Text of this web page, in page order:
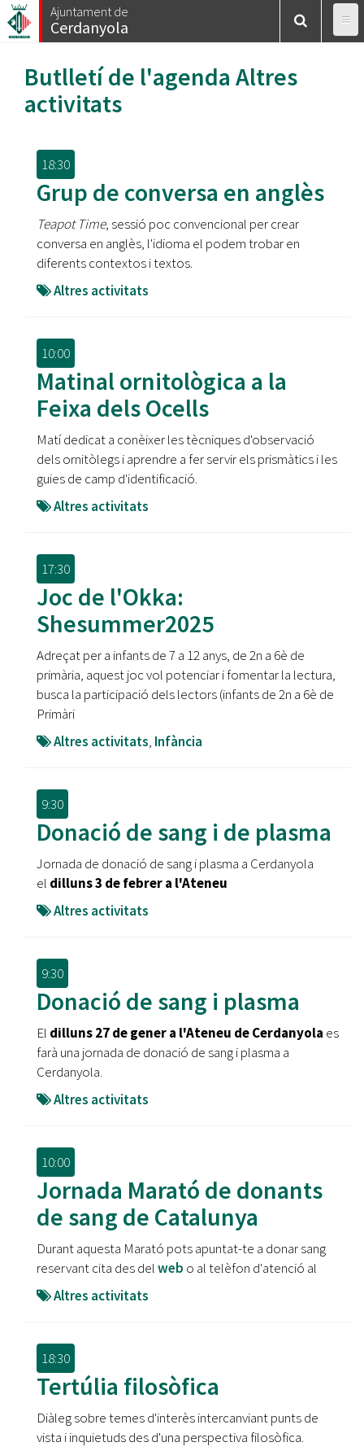
Vés
al
Ajuntament de
Cerdanyola
Butlletí de l'agenda Altres
activitats
18:30
Grup de conversa en anglès
Teapot Time, sessió poc convencional per crear
conversa en anglès, l'idioma el podem trobar en
diferents contextos i textos.
Altres activitats
10:00
Matinal ornitològica a la
Feixa dels Ocells
Matí dedicat a conèixer les tècniques d'observació
dels ornitòlegs i aprendre a fer servir els prismàtics i les
guies de camp d'identificació.
Altres activitats
17:30
Joc de l'Okka:
Shesummer2025
Adreçat per a infants de 7 a 12 anys, de 2n a 6è de
primària, aquest joc vol potenciar i fomentar la lectura,
busca la participació dels lectors (infants de 2n a 6è de
Primàri
Altres activitats, Infància
9:30
Donació de sang i de plasma
Jornada de donació de sang i plasma a Cerdanyola
el dilluns 3 de febrer a l'Ateneu
Altres activitats
9:30
Donació de sang i plasma
El dilluns 27 de gener a l'Ateneu de Cerdanyola es
farà una jornada de donació de sang i plasma a
Cerdanyola.
Altres activitats
10:00
Jornada Marató de donants
de sang de Catalunya
Durant aquesta Marató pots apuntat-te a donar sang
reservant cita des delweb o al telèfon d'atenció al
Altres activitats
18:30
Tertúlia filosòfica
Diàleg sobre temes d'interès intercanviant punts de
vista i inquietuds des d'una perspectiva filosòfica.